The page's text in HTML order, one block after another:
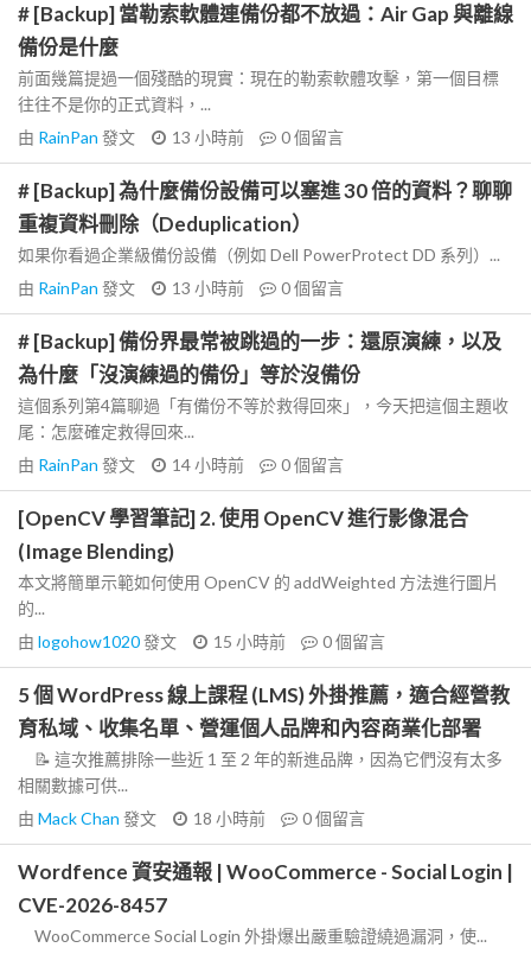
# [Backup] 當勒索軟體連備份都不放過：Air Gap 與離線
備份是什麼
前面幾篇提過一個殘酷的現實：現在的勒索軟體攻擊，第一個目標
往往不是你的正式資料，...
由 RainPan 發文 13 小時前 0個留言
# [Backup] 為什麼備份設備可以塞進 30 倍的資料？聊聊
重複資料刪除（Deduplication）
如果你看過企業級備份設備（例如 Dell PowerProtect DD 系列）...
由 RainPan 發文 13 小時前 0個留言
# [Backup] 備份界最常被跳過的一步：還原演練，以及
為什麼「沒演練過的備份」等於沒備份
這個系列第4篇聊過「有備份不等於救得回來」，今天把這個主題收
尾：怎麼確定救得回來...
由 RainPan 發文 14 小時前 0個留言
[OpenCV 學習筆記] 2. 使用 OpenCV 進行影像混合
(Image Blending)
本文將簡單示範如何使用 OpenCV 的 addWeighted 方法進行圖片
的...
由 logohow1020發文 15 小時前 0個留言
5 個 WordPress 線上課程 (LMS) 外掛推薦，適合經營教
育私域、收集名單、營運個人品牌和內容商業化部署
📝 這次推薦排除一些近 1 至 2 年的新進品牌，因為它們沒有太多
相關數據可供...
由 Mack Chan 發文 18 小時前 0個留言
Wordfence 資安通報 | WooCommerce - Social Login |
CVE-2026-8457
WooCommerce Social Login 外掛爆出嚴重驗證繞過漏洞，使...